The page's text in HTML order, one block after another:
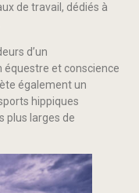
de travail, dédiés à
d’un
équestre et conscience
également un
hippiques
plus larges de